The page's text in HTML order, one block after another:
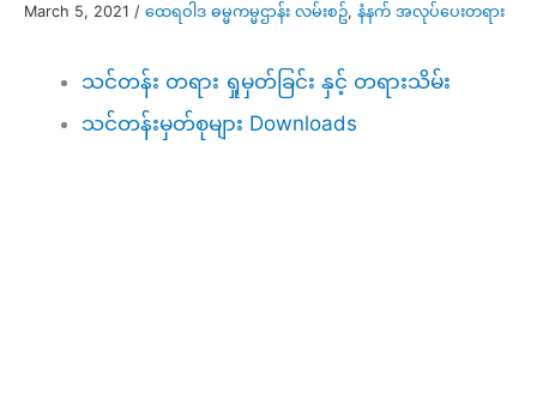
March 5, 2021 / ထေရဝါဒ ဓမ္မကမ္မဌာန်း လမ်းစဥ်, နံနက် အလုပ်ပေးတရား
သင်တန်း တရား ရှုမှတ်ခြင်း နှင့် တရားသိမ်း
သင်တန်းမှတ်စုများ Downloads